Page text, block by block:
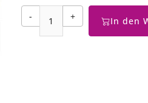
- + In den